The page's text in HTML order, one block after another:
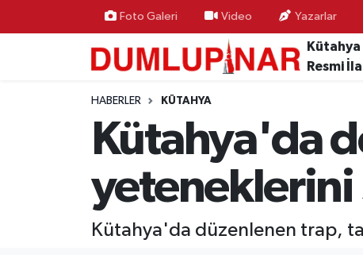
Foto Galeri Video Yazarlar
Kütahya
Resmi
HABERLER KÜTAHYA
Kütahya'da
yeteneklerini
Kütahya'da düzenlenen trap,
Ekonomi
Kütahya Hava Durumu
Kütahya Trafik Yoğunluk Haritası
Süper Lig Puan Durumu ve Fikstür
Tüm Manşetler
Son Dakika Haberleri